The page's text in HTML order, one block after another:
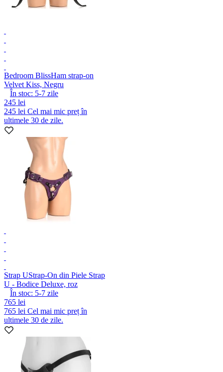
Bedroom BlissHam strap-on
Velvet Kiss, Negru
În stoc: 5-7 zile
245 lei
245 lei Cel mai mic preț în
ultimele 30 de zile.
Strap UStrap-On din Piele Strap
U - Bodice Deluxe, roz
În stoc: 5-7 zile
765 lei
765 lei Cel mai mic preț în
ultimele 30 de zile.